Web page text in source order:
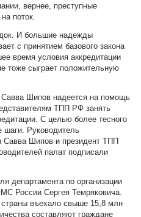
вернее, преступные
поток.
И большие надежды
с принятием базового закона
время условия аккредитации
тоже сыграет положительную
Савва Шипов надеется на помощь
ТПП РФ занять
С целью более тесного
шаги. Руководитель
Савва Шипов и президент ТПП
палат подписали
департамента по организации
России Сергея Темряковича.
въехало свыше 15,8 млн
составляют граждане